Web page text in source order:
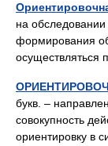
на
формирования
осуществляться
букв. –
совокупность
ориентировку в